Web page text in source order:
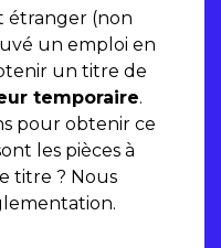
étranger (non
un emploi en
un titre de
temporaire.
pour obtenir ce
les pièces à
titre ? Nous